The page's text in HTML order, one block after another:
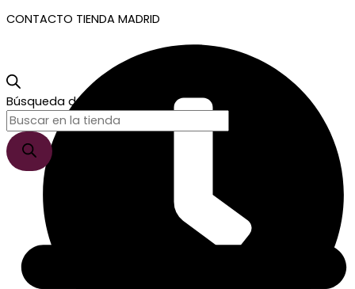
Búsqueda de productos
CONTACTO TIENDA MADRID